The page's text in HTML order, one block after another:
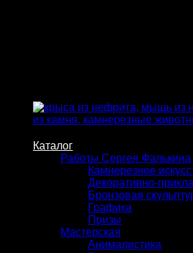
Каталог
Работы Сергея Фалькина
Камнерезное
Декоративно-
Бронзовая
Графика
Призы
Мастерская
Анималистика